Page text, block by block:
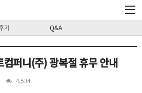
기 Q&A
컴퍼니(주) 광복절 휴무 안내
4,534